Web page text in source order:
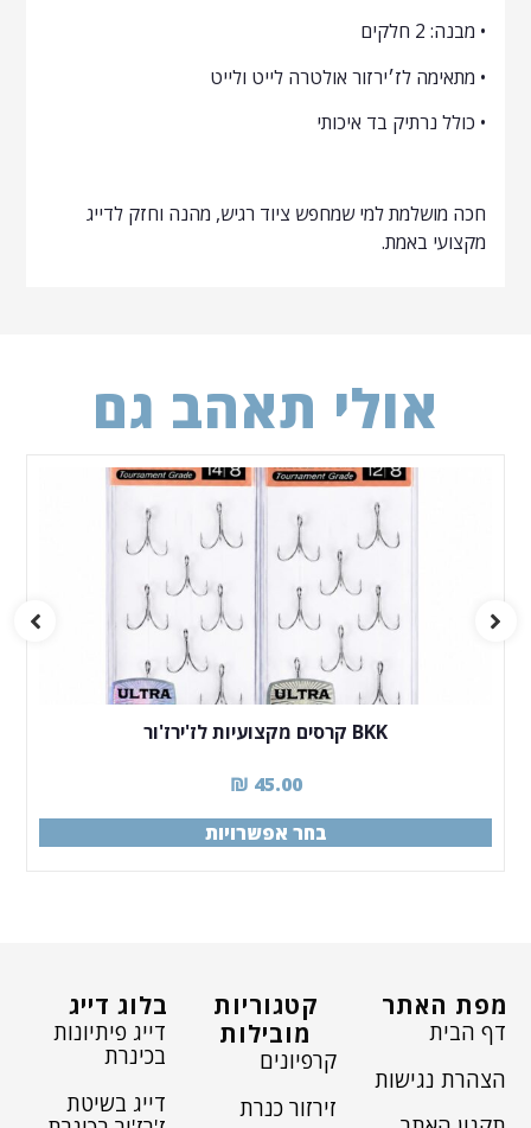
• מבנה: 2 חלקים
• מתאימה לז׳ירזור אולטרה לייט ולייט
• כולל נרתיק בד איכותי
חכה מושלמת למי שמחפש ציוד רגיש, מהנה וחזק לדייג
מקצועי באמת.
אולי תאהב גם
BKK קרסים מקצועיות לז'ירז'ור
45.00
₪
בחר אפשרויות
מפת האתר
דף הבית
הצהרת נגישות
קטגוריות
מובילות
קרפיונים
זירזור כנרת
בלוג דייג
דייג פיתיונות
בכינרת
דייג בשיטת